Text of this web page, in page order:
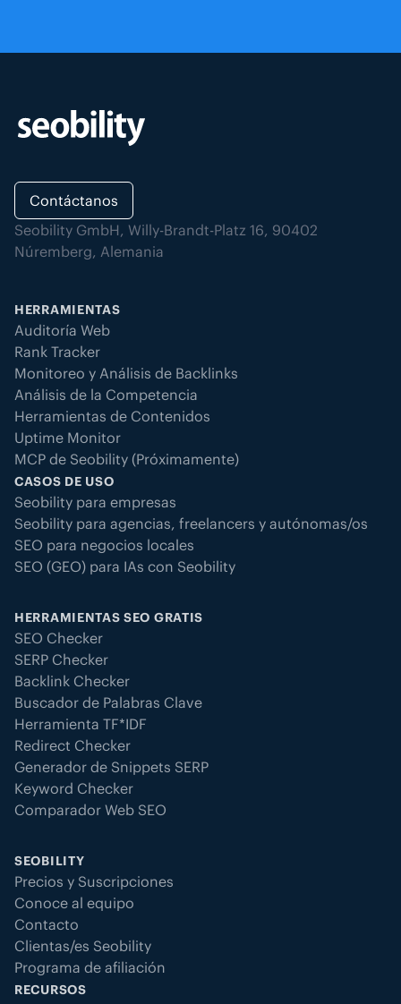
Contáctanos
Seobility GmbH, Willy-Brandt-Platz 16, 90402
Núremberg, Alemania
HERRAMIENTAS
Auditoría Web
Rank Tracker
Monitoreo y Análisis de Backlinks
Análisis de la Competencia
Herramientas de Contenidos
Uptime Monitor
MCP de Seobility (Próximamente)
CASOS DE USO
Seobility para empresas
Seobility para agencias, freelancers y autónomas/os
SEO para negocios locales
SEO (GEO) para IAs con Seobility
HERRAMIENTAS SEO GRATIS
SEO Checker
SERP Checker
Backlink Checker
Buscador de Palabras Clave
Herramienta TF*IDF
Redirect Checker
Generador de Snippets SERP
Keyword Checker
Comparador Web SEO
SEOBILITY
Precios y Suscripciones
Conoce al equipo
Contacto
Clientas/es Seobility
Programa de afiliación
RECURSOS